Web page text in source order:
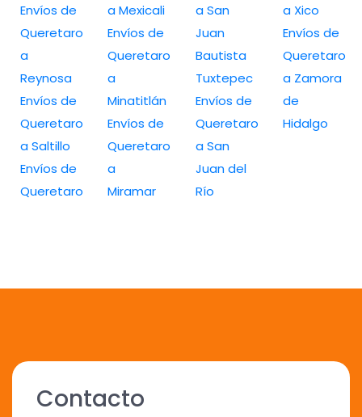
Envíos de
Queretaro
a
Reynosa
Envíos de
Queretaro
a Saltillo
Envíos de
Queretaro
a Mexicali
Envíos de
Queretaro
a
Minatitlán
Envíos de
Queretaro
a
Miramar
a San
Juan
Bautista
Tuxtepec
Envíos de
Queretaro
a San
Juan del
Río
a Xico
Envíos de
Queretaro
a Zamora
de
Hidalgo
Contacto